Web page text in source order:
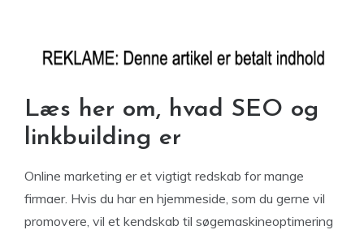
Læs her om, hvad SEO og
linkbuilding er
Online marketing er et vigtigt redskab for mange
firmaer. Hvis du har en hjemmeside, som du gerne vil
promovere, vil et kendskab til søgemaskineoptimering